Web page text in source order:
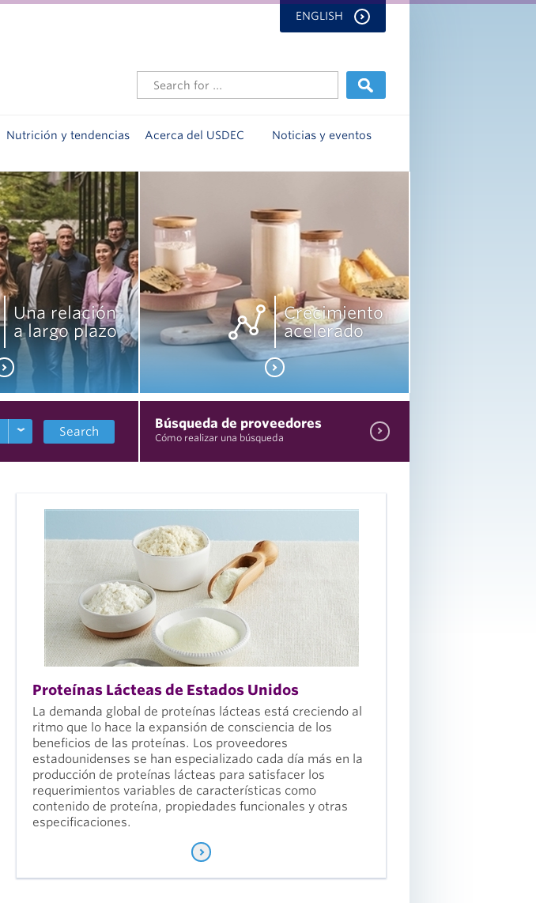
ENGLISH
Nutrición y tendencias Acerca del USDEC Noticias y eventos
Una relación
a largo plazo
instituciones de
productos lácteos
estadounidenses
tienen la
intención de
establecer
relaciones
clientes de todo el
mundo, basadas
en los principios
de compromiso,
integridad y
colaboración.
Crecimiento
acelerado
La industria láctea
estadounidense
ofrece una amplia
variedad de
productos,
capacidades de
entrega que
pueden ayudar a
acelerar el
crecimiento de
los clientes.
Search
Búsqueda de proveedores
Cómo realizar una búsqueda
Proteínas Lácteas de Estados Unidos
La demanda global de proteínas lácteas está creciendo al
ritmo que lo hace la expansión de consciencia de los
beneficios de las proteínas. Los proveedores
estadounidenses se han especializado cada día más en la
producción de proteínas lácteas para satisfacer los
requerimientos variables de características como
contenido de proteína, propiedades funcionales y otras
especificaciones.